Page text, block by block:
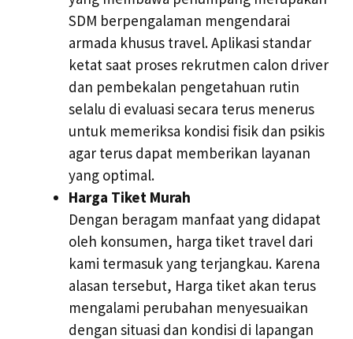
SDM berpengalaman mengendarai
armada khusus travel. Aplikasi standar
ketat saat proses rekrutmen calon driver
dan pembekalan pengetahuan rutin
selalu di evaluasi secara terus menerus
untuk memeriksa kondisi fisik dan psikis
agar terus dapat memberikan layanan
yang optimal.
Harga Tiket Murah
Dengan beragam manfaat yang didapat
oleh konsumen, harga tiket travel dari
kami termasuk yang terjangkau. Karena
alasan tersebut, Harga tiket akan terus
mengalami perubahan menyesuaikan
dengan situasi dan kondisi di lapangan